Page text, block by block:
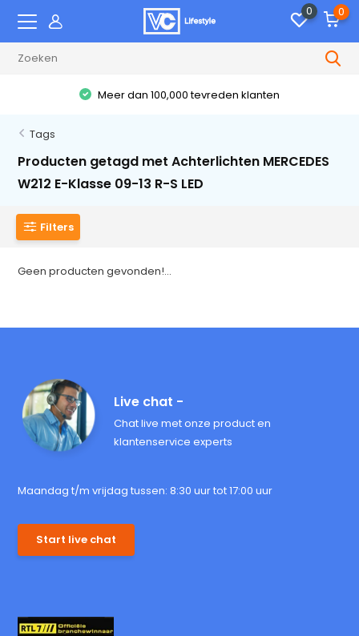
0 0
Meer dan 100,000 tevreden klanten
Tags
Producten getagd met Achterlichten MERCEDES
W212 E-Klasse 09-13 R-S LED
Filters
Geen producten gevonden!...
Live chat -
Chat live met onze product en
klantenservice experts
Maandag t/m vrijdag tussen: 8:30 uur tot 17:00 uur
Start live chat